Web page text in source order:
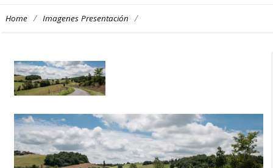
Home / Imagenes Presentación /